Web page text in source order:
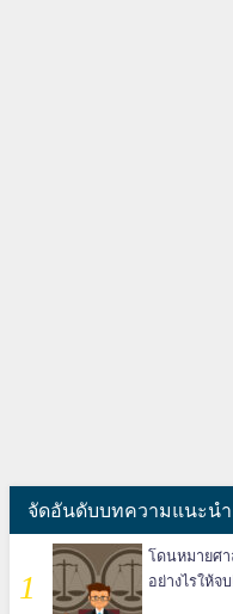
จัดอันดับบทความแนะนำ
โดนหมายศา
อย่างไรให้จ